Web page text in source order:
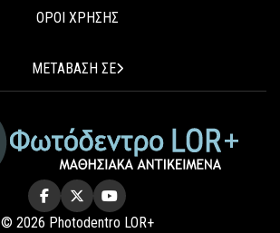
ΟΡΟΙ ΧΡΗΣΗΣ
ΜΕΤΑΒΑΣΗ ΣΕ
© 2026 Photodentro LOR+